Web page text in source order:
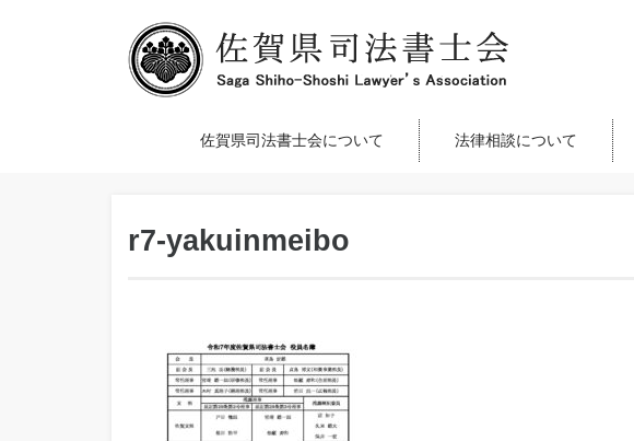
佐賀県司法書士会について 法律相談について
r7-yakuinmeibo